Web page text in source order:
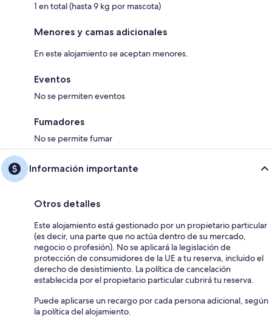
1 en total (hasta 9 kg por mascota)
Menores y camas adicionales
En este alojamiento se aceptan menores.
Eventos
No se permiten eventos
Fumadores
No se permite fumar
Información importante
Otros detalles
Este alojamiento está gestionado por un propietario particular
(es decir, una parte que no actúa dentro de su mercado,
negocio o profesión). No se aplicará la legislación de
protección de consumidores de la UE a tu reserva, incluido el
derecho de desistimiento. La política de cancelación
establecida por el propietario particular cubrirá tu reserva.
Puede aplicarse un recargo por cada persona adicional, según
la política del alojamiento.